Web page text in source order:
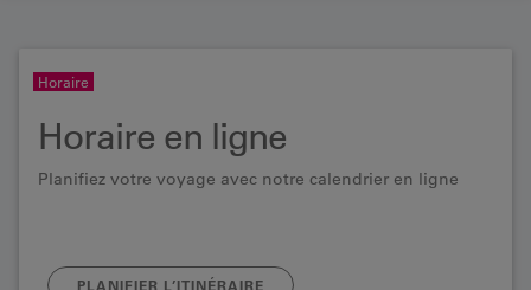
Horaire
Horaire en ligne
Planifiez votre voyage avec notre calendrier en ligne
PLANIFIER L’ITINÉRAIRE